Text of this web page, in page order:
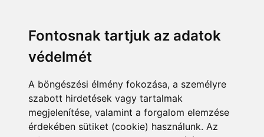
Fontosnak tartjuk az adatok
védelmét
A böngészési élmény fokozása, a személyre
szabott hirdetések vagy tartalmak
megjelenítése, valamint a forgalom elemzése
érdekében sütiket (cookie) használunk. Az